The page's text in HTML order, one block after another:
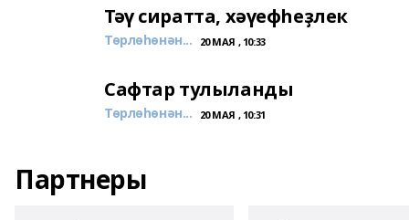
Тәү сиратта, хәүефһеҙлек
Төрлөһөнән... 20 МАЯ , 10:33
Сафтар тулыланды
Төрлөһөнән... 20 МАЯ , 10:31
Партнеры